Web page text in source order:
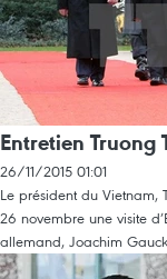
Entretien Truong
26/11/2015 01:01
Le président du Vietnam,
26 novembre une visite
allemand, Joachim